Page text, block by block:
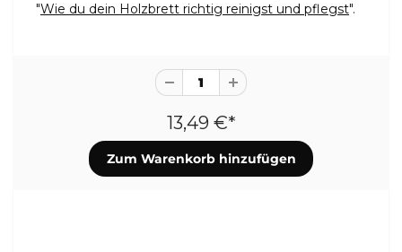
"Wie du dein Holzbrett richtig reinigst und pflegst".
13,49 €*